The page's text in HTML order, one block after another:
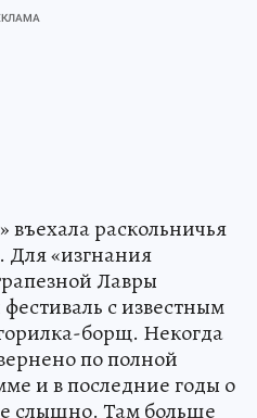
въехала раскольничья
Для «изгнания
Лавры
с известным
борщ. Некогда
по полной
и в последние годы о
слышно. Там больше